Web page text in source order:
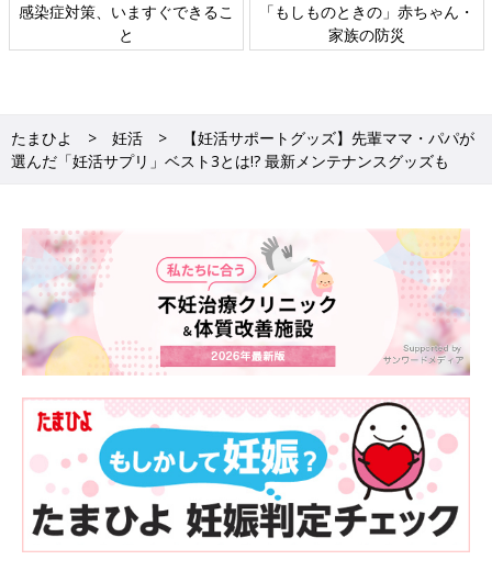
日本外来小児科学会リーフレッ
ト検討会
六星占術 細木かおりさんの人生
相談
たまひよ 妊活
【妊活サポートグッズ】先輩ママ・パパが
選んだ「妊活サプリ」ベスト3とは!? 最新メンテナンスグッズも